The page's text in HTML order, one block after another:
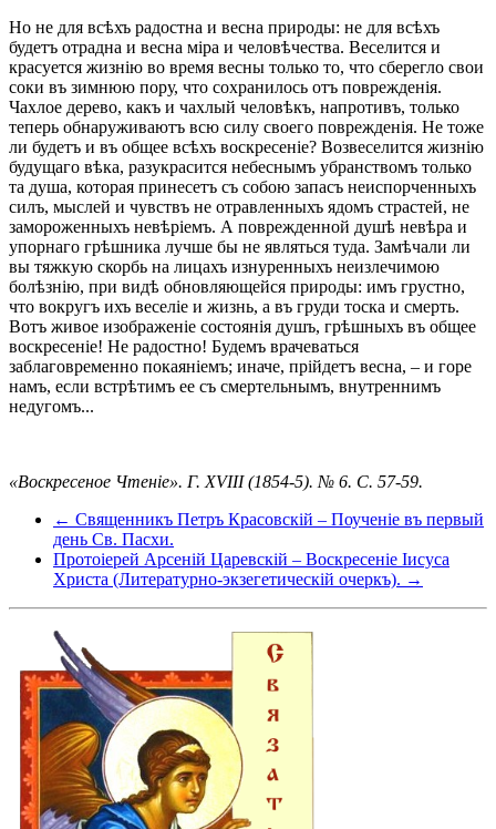
Но не для всѣхъ радостна и весна природы: не для всѣхъ
будетъ отрадна и весна міра и человѣчества. Веселится и
красуется жизнію во время весны только то, что сберегло свои
соки въ зимнюю пору, что сохранилось отъ поврежденія.
Чахлое дерево, какъ и чахлый человѣкъ, напротивъ, только
теперь обнаруживаютъ всю силу своего поврежденія. Не тоже
ли будетъ и въ общее всѣхъ воскресеніе? Возвеселится жизнію
будущаго вѣка, разукрасится небеснымъ убранствомъ только
та душа, которая принесетъ съ собою запасъ неиспорченныхъ
силъ, мыслей и чувствъ не отравленныхъ ядомъ страстей, не
замороженныхъ невѣріемъ. А поврежденной душѣ невѣра и
упорнаго грѣшника лучше бы не являться туда. Замѣчали ли
вы тяжкую скорбь на лицахъ изнуренныхъ неизлечимою
болѣзнію, при видѣ обновляющейся природы: имъ грустно,
что вокругъ ихъ веселіе и жизнь, а въ груди тоска и смерть.
Вотъ живое изображеніе состоянія душъ, грѣшныхъ въ общее
воскресеніе! Не радостно! Будемъ врачеваться
заблаговременно покаяніемъ; иначе, прійдетъ весна, – и горе
намъ, если встрѣтимъ ее съ смертельнымъ, внутреннимъ
недугомъ...
«Воскресеное Чтеніе». Г. XVIII (1854-5). № 6. С. 57-59.
← Священникъ Петръ Красовскій – Поученіе въ первый
день Св. Пасхи.
Протоіерей Арсеній Царевскій – Воскресеніе Іисуса
Христа (Литературно-экзегетическій очеркъ). →